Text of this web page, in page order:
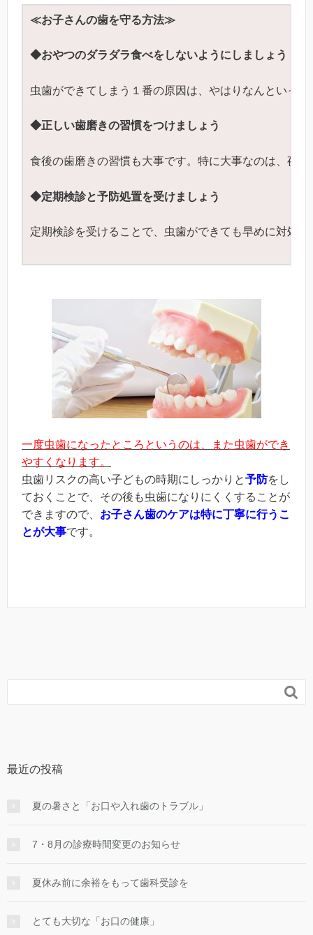
≪お子さんの歯を守る方法≫
◆おやつのダラダラ食べをしないようにしましょう
虫歯ができてしまう１番の原因は、やはりなんといっ
◆正しい歯磨きの習慣をつけましょう
食後の歯磨きの習慣も大事です。特に大事なのは、夜
◆定期検診と予防処置を受けましょう
定期検診を受けることで、虫歯ができても早めに対処
一度虫歯になったところというのは、また虫歯ができ
やすくなります。
虫歯リスクの高い子どもの時期にしっかりと予防をし
ておくことで、その後も虫歯になりにくくすることが
できますので、 お子さん歯のケアは特に丁寧に行うこ
とが大事です。

最近の投稿
夏の暑さと「お口や入れ歯のトラブル」
7・8月の診療時間変更のお知らせ
夏休み前に余裕をもって歯科受診を
とても大切な「お口の健康」